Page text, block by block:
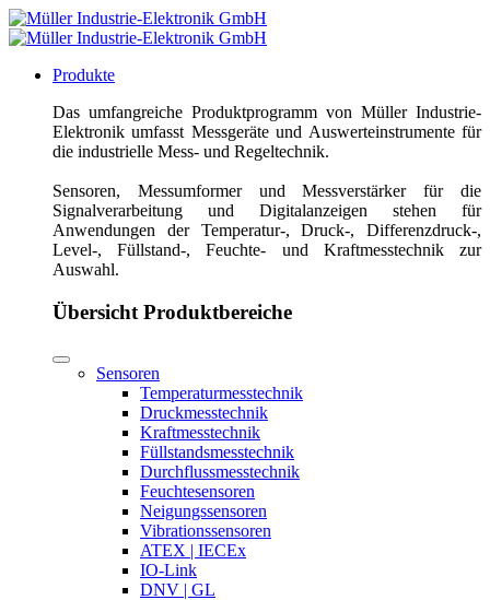
Produkte
Das umfangreiche Produktprogramm von Müller Industrie-
Elektronik umfasst Messgeräte und Auswerteinstrumente für
die industrielle Mess- und Regeltechnik.
Sensoren, Messumformer und Messverstärker für die
Signalverarbeitung und Digitalanzeigen stehen für
Anwendungen der Temperatur-, Druck-, Differenzdruck-,
Level-, Füllstand-, Feuchte- und Kraftmesstechnik zur
Auswahl.
Übersicht Produktbereiche
Sensoren
Temperaturmesstechnik
Druckmesstechnik
Kraftmesstechnik
Füllstandsmesstechnik
Durchflussmesstechnik
Feuchtesensoren
Neigungssensoren
Vibrationssensoren
ATEX | IECEx
IO-Link
DNV | GL